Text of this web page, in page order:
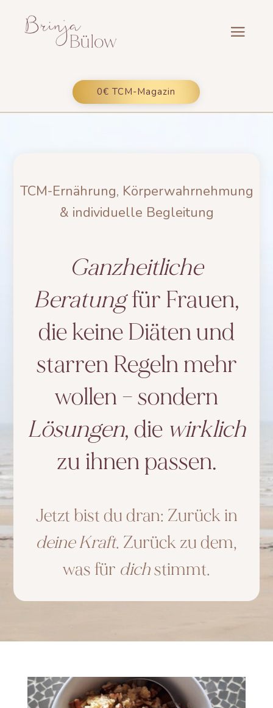
0€ TCM-Magazin
TCM-Ernährung, Körperwahrnehmung
& individuelle Begleitung
Ganzheitliche
Beratungfür Frauen,
die keine Diäten und
starren Regeln mehr
wollen – sondern
Lösungen, die wirklich
zu ihnen passen.
Jetzt bist du dran: Zurück in
deine Kraft. Zurück zu dem,
was für dichstimmt.